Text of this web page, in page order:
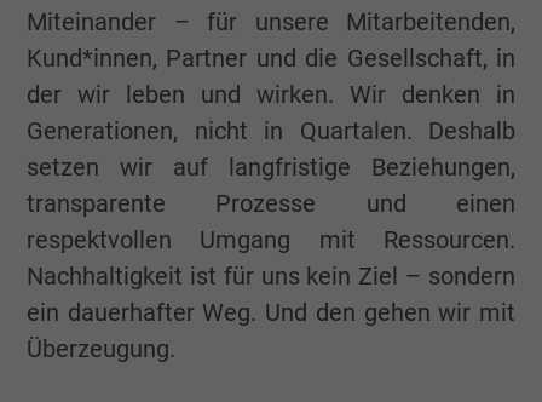
Miteinander – für unsere Mitarbeitenden,
Kund*innen, Partner und die Gesellschaft, in
der wir leben und wirken. Wir denken in
Generationen, nicht in Quartalen. Deshalb
setzen wir auf langfristige Beziehungen,
transparente Prozesse und einen
respektvollen Umgang mit Ressourcen.
Nachhaltigkeit ist für uns kein Ziel – sondern
ein dauerhafter Weg. Und den gehen wir mit
Überzeugung.